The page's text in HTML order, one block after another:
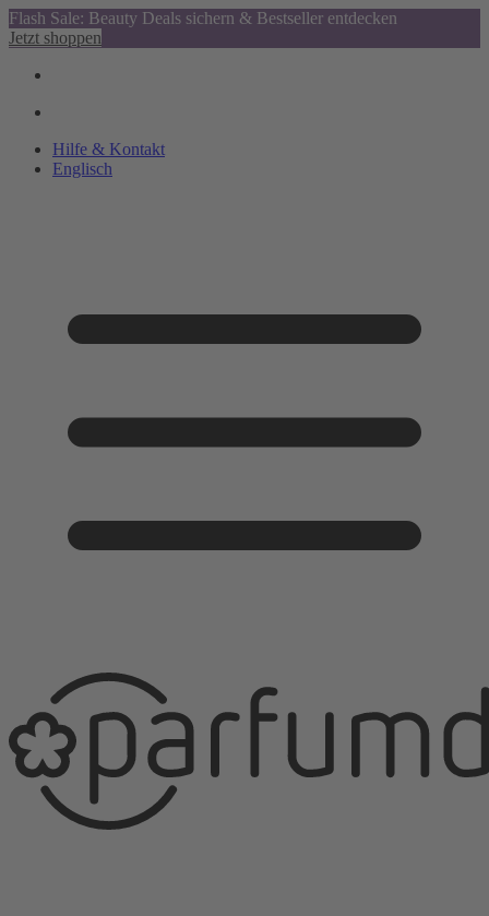
Flash Sale: Beauty Deals sichern & Bestseller entdecken
Jetzt shoppen
Hilfe & Kontakt
Englisch